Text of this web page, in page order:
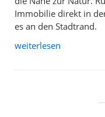
Immobilie direkt in
es an den Stadtrand.
weiterlesen